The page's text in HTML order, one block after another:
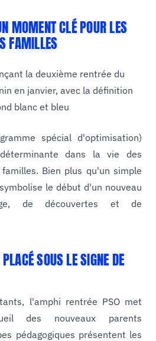
MOMENT CLÉ POUR LES
FAMILLES
spécial d'optimisation)
dans la vie des
Bien plus qu'un simple
le début d'un nouveau
de découvertes et de
SOUS LE SIGNE DE
l'amphi rentrée PSO met
des nouveaux parents
pédagogiques présentent les